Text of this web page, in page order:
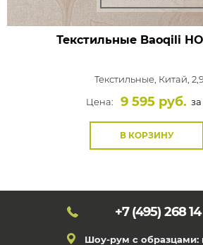
Текстильные Baoqili
Текстильные, Китай,
Цена:
9 595 руб.
В КОРЗИНУ
+7 (495) 268
Шоу-рум с образцами: